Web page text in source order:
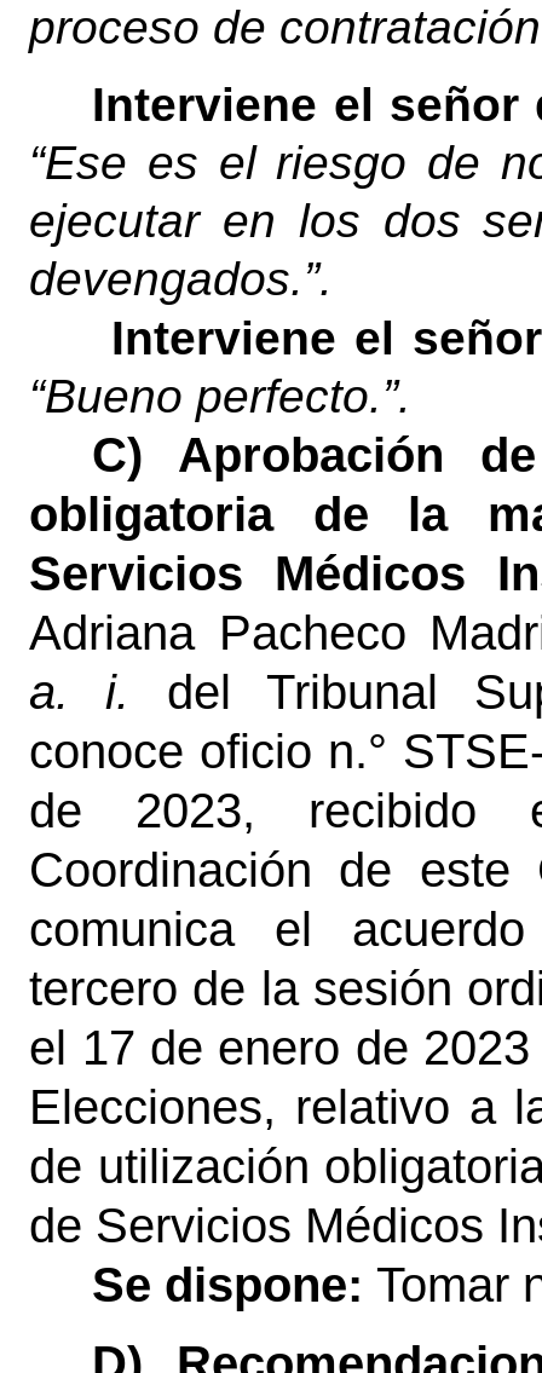
proceso de
Interviene el señor
“Ese es el riesgo de
ejecutar en los dos
devengados.”.
Interviene el
“Bueno perfecto.”.
C) Aprobación
obligatoria de la
Servicios Médicos
Adriana Pacheco
a. i. del Tribunal
conoce oficio n.°
de 2023,
Coordinación de
comunica el
tercero de la sesión
el 17 de enero de
Elecciones, relativo a
de utilización
de Servicios Médicos
Se dispone:Tomar